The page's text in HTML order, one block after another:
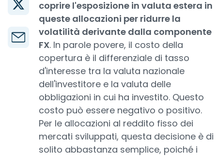
coprire l'esposizione in valuta estera in
queste allocazioni per ridurre la
volatilità derivante dalla componente
FX. In parole povere, il costo della
copertura è il differenziale di tasso
d'interesse tra la valuta nazionale
dell'investitore e la valuta delle
obbligazioni in cui ha investito. Questo
costo può essere negativo o positivo.
Per le allocazioni al reddito fisso dei
mercati sviluppati, questa decisione è di
solito abbastanza semplice, poiché i